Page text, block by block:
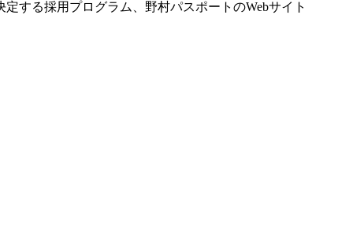
する採用プログラム、野村パスポートのWebサイト